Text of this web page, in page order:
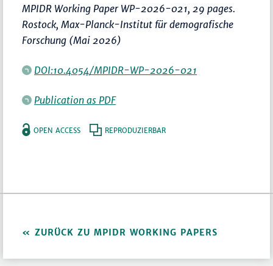
MPIDR Working Paper WP-2026-021, 29 pages.
Rostock, Max-Planck-Institut für demografische
Forschung (Mai 2026)
DOI:10.4054/MPIDR-WP-2026-021
Publication as PDF
OPEN ACCESS REPRODUZIERBAR
ZURÜCK ZU MPIDR WORKING PAPERS